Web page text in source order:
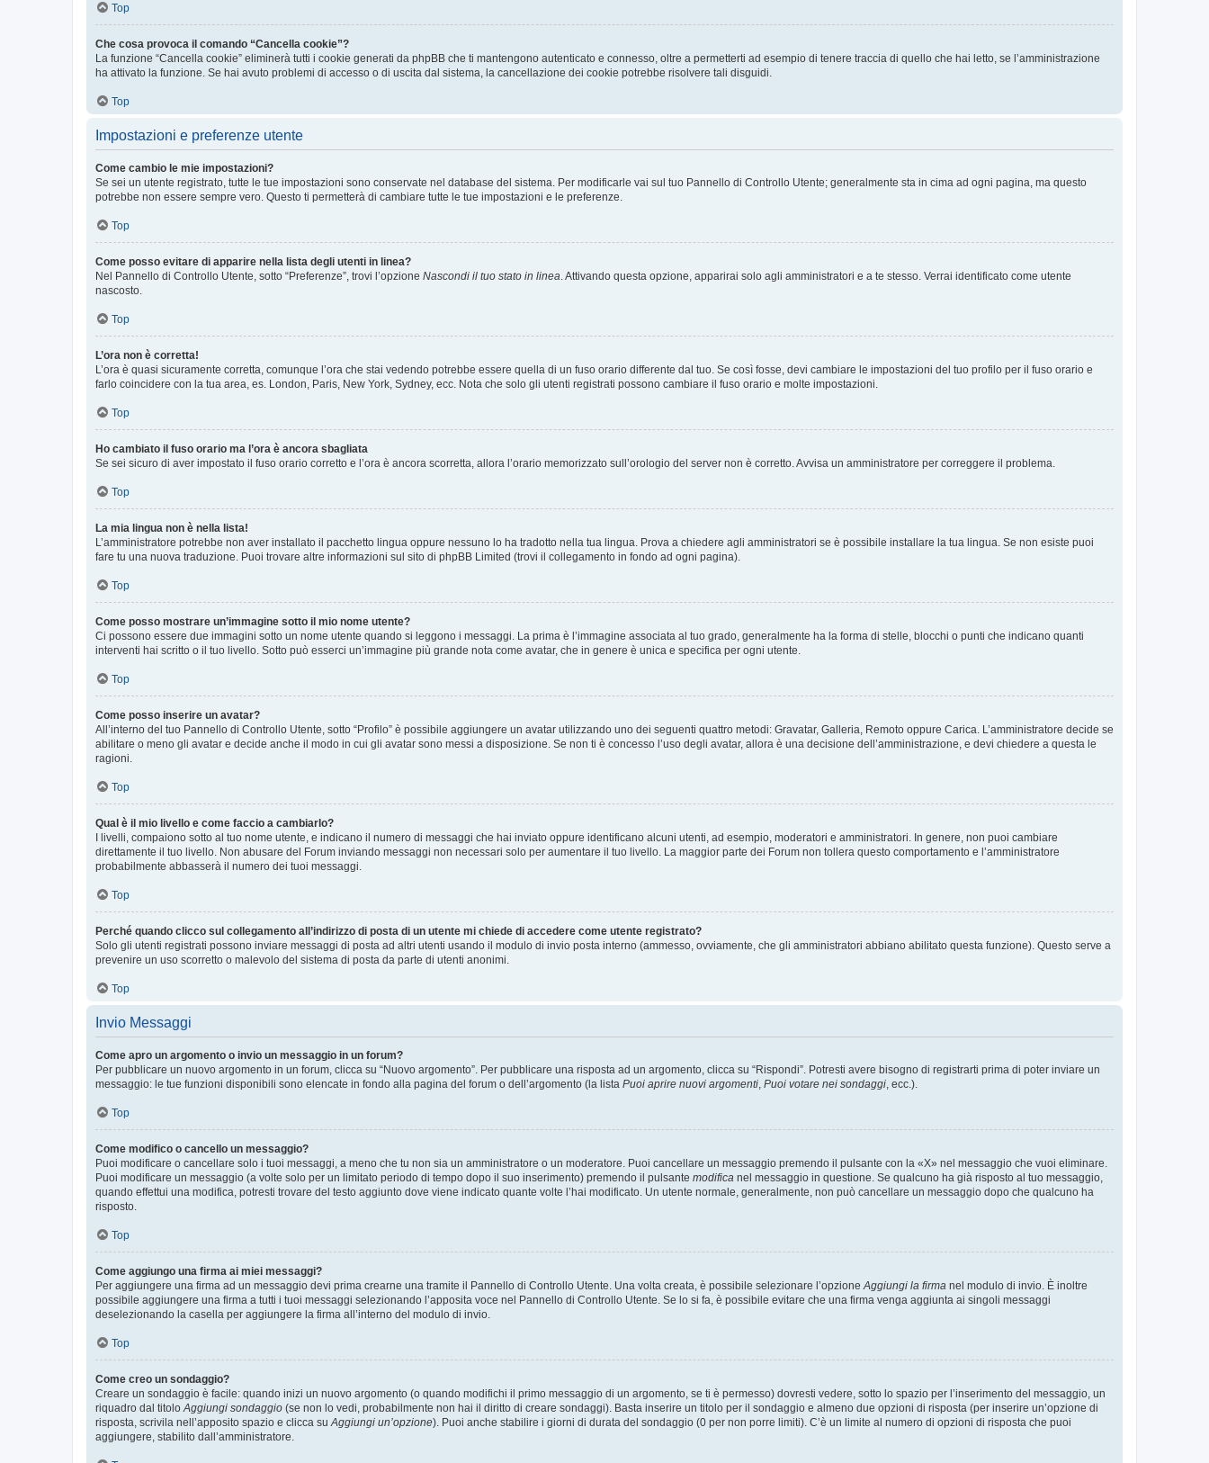
Top
Che cosa provoca il comando “Cancella cookie”?
La funzione “Cancella cookie” eliminerà tutti i cookie generati da phpBB che ti mantengono autenticato e connesso, oltre a permetterti ad esempio di tenere traccia di quello che hai letto, se l’amministrazione
ha attivato la funzione. Se hai avuto problemi di accesso o di uscita dal sistema, la cancellazione dei cookie potrebbe risolvere tali disguidi.
Top
Impostazioni e preferenze utente
Come cambio le mie impostazioni?
Se sei un utente registrato, tutte le tue impostazioni sono conservate nel database del sistema. Per modificarle vai sul tuo Pannello di Controllo Utente; generalmente sta in cima ad ogni pagina, ma questo
potrebbe non essere sempre vero. Questo ti permetterà di cambiare tutte le tue impostazioni e le preferenze.
Top
Come posso evitare di apparire nella lista degli utenti in linea?
Nel Pannello di Controllo Utente, sotto “Preferenze”, trovi l’opzione Nascondi il tuo stato in linea . Attivando questa opzione, apparirai solo agli amministratori e a te stesso. Verrai identificato come utente
nascosto.
Top
L’ora non è corretta!
L’ora è quasi sicuramente corretta, comunque l’ora che stai vedendo potrebbe essere quella di un fuso orario differente dal tuo. Se così fosse, devi cambiare le impostazioni del tuo profilo per il fuso orario e
farlo coincidere con la tua area, es. London, Paris, New York, Sydney, ecc. Nota che solo gli utenti registrati possono cambiare il fuso orario e molte impostazioni.
Top
Ho cambiato il fuso orario ma l’ora è ancora sbagliata
Se sei sicuro di aver impostato il fuso orario corretto e l’ora è ancora scorretta, allora l’orario memorizzato sull’orologio del server non è corretto. Avvisa un amministratore per correggere il problema.
Top
La mia lingua non è nella lista!
L’amministratore potrebbe non aver installato il pacchetto lingua oppure nessuno lo ha tradotto nella tua lingua. Prova a chiedere agli amministratori se è possibile installare la tua lingua. Se non esiste puoi
fare tu una nuova traduzione. Puoi trovare altre informazioni sul sito di phpBB Limited (trovi il collegamento in fondo ad ogni pagina).
Top
Come posso mostrare un’immagine sotto il mio nome utente?
Ci possono essere due immagini sotto un nome utente quando si leggono i messaggi. La prima è l’immagine associata al tuo grado, generalmente ha la forma di stelle, blocchi o punti che indicano quanti
interventi hai scritto o il tuo livello. Sotto può esserci un’immagine più grande nota come avatar, che in genere è unica e specifica per ogni utente.
Top
Come posso inserire un avatar?
All’interno del tuo Pannello di Controllo Utente, sotto “Profilo” è possibile aggiungere un avatar utilizzando uno dei seguenti quattro metodi: Gravatar, Galleria, Remoto oppure Carica. L’amministratore decide se
abilitare o meno gli avatar e decide anche il modo in cui gli avatar sono messi a disposizione. Se non ti è concesso l’uso degli avatar, allora è una decisione dell’amministrazione, e devi chiedere a questa le
ragioni.
Top
Qual è il mio livello e come faccio a cambiarlo?
I livelli, compaiono sotto al tuo nome utente, e indicano il numero di messaggi che hai inviato oppure identificano alcuni utenti, ad esempio, moderatori e amministratori. In genere, non puoi cambiare
direttamente il tuo livello. Non abusare del Forum inviando messaggi non necessari solo per aumentare il tuo livello. La maggior parte dei Forum non tollera questo comportamento e l’amministratore
probabilmente abbasserà il numero dei tuoi messaggi.
Top
Perché quando clicco sul collegamento all’indirizzo di posta di un utente mi chiede di accedere come utente registrato?
Solo gli utenti registrati possono inviare messaggi di posta ad altri utenti usando il modulo di invio posta interno (ammesso, ovviamente, che gli amministratori abbiano abilitato questa funzione). Questo serve a
prevenire un uso scorretto o malevolo del sistema di posta da parte di utenti anonimi.
Top
Invio Messaggi
Come apro un argomento o invio un messaggio in un forum?
Per pubblicare un nuovo argomento in un forum, clicca su “Nuovo argomento”. Per pubblicare una risposta ad un argomento, clicca su “Rispondi”. Potresti avere bisogno di registrarti prima di poter inviare un
messaggio: le tue funzioni disponibili sono elencate in fondo alla pagina del forum o dell’argomento (la lista Puoi aprire nuovi argomenti Puoi votare nei sondaggi , ecc.).
Top
Come modifico o cancello un messaggio?
Puoi modificare o cancellare solo i tuoi messaggi, a meno che tu non sia un amministratore o un moderatore. Puoi cancellare un messaggio premendo il pulsante con la «X» nel messaggio che vuoi eliminare.
Puoi modificare un messaggio (a volte solo per un limitato periodo di tempo dopo il suo inserimento) premendo il pulsante modifica nel messaggio in questione. Se qualcuno ha già risposto al tuo messaggio,
quando effettui una modifica, potresti trovare del testo aggiunto dove viene indicato quante volte l’hai modificato. Un utente normale, generalmente, non può cancellare un messaggio dopo che qualcuno ha
risposto.
Top
Come aggiungo una firma ai miei messaggi?
Per aggiungere una firma ad un messaggio devi prima crearne una tramite il Pannello di Controllo Utente. Una volta creata, è possibile selezionare l’opzione Aggiungi la firma nel modulo di invio. È inoltre
possibile aggiungere una firma a tutti i tuoi messaggi selezionando l’apposita voce nel Pannello di Controllo Utente. Se lo si fa, è possibile evitare che una firma venga aggiunta ai singoli messaggi
deselezionando la casella per aggiungere la firma all’interno del modulo di invio.
Top
Come creo un sondaggio?
Creare un sondaggio è facile: quando inizi un nuovo argomento (o quando modifichi il primo messaggio di un argomento, se ti è permesso) dovresti vedere, sotto lo spazio per l’inserimento del messaggio, un
riquadro dal titolo Aggiungi sondaggio (se non lo vedi, probabilmente non hai il diritto di creare sondaggi). Basta inserire un titolo per il sondaggio e almeno due opzioni di risposta (per inserire un’opzione di
risposta, scrivila nell’apposito spazio e clicca su Aggiungi un’opzione). Puoi anche stabilire i giorni di durata del sondaggio (0 per non porre limiti). C’è un limite al numero di opzioni di risposta che puoi
aggiungere, stabilito dall’amministratore.